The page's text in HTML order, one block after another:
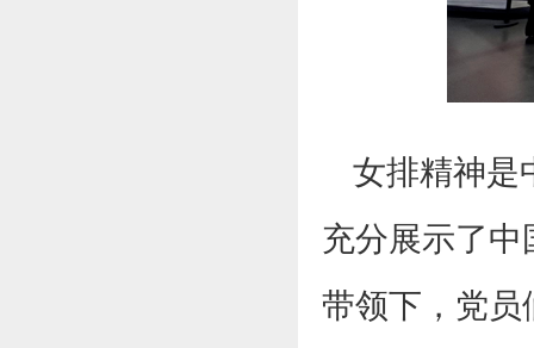
女排精神是
充分展示了
带领下，党员